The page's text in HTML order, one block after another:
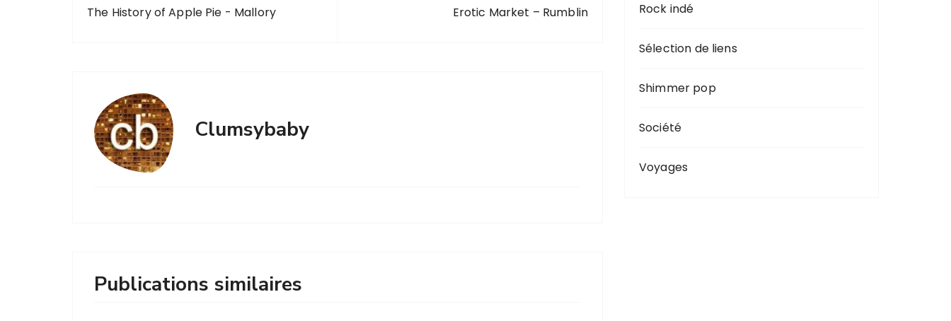
The History of Apple Pie - Mallory Erotic Market – Rumblin
Clumsybaby
Publications similaires
Rock indé
Sélection de liens
Shimmer pop
Société
Voyages